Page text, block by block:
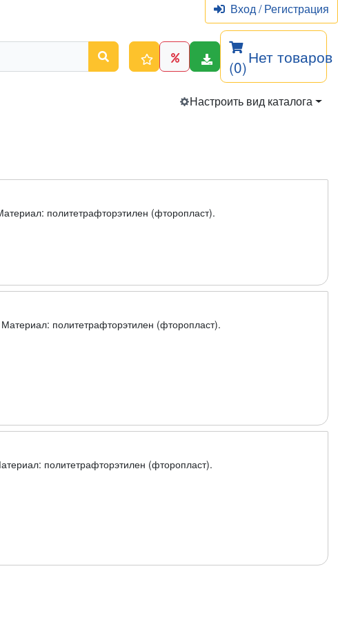
Вход/Регистрация
(0)Нет товаров
Настроить вид каталога
политетрафторэтилен (фторопласт).
политетрафторэтилен (фторопласт).
политетрафторэтилен (фторопласт).